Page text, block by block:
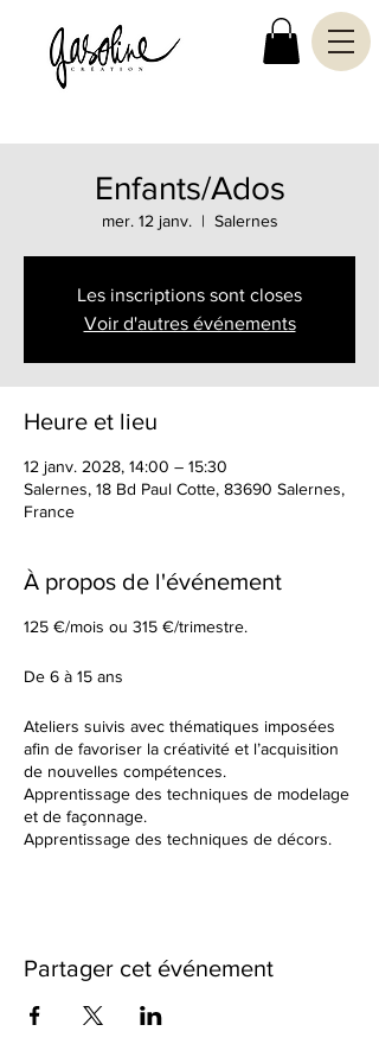
Enfants/Ados
mer. 12 janv.
  |
Salernes
Les inscriptions sont closes
Voir d'autres événements
Heure et lieu
12 janv. 2028, 14:00 – 15:30
Salernes, 18 Bd Paul Cotte, 83690 Salernes,
France
À propos de l'événement
125 €/mois ou 315 €/trimestre.
De 6 à 15 ans
Ateliers suivis avec thématiques imposées
afin de favoriser la créativité et l’acquisition
de nouvelles compétences.
Apprentissage des techniques de modelage
et de façonnage.
Apprentissage des techniques de décors.
différente à chaque fois. Nous observerons
cuissons et des différents travails de
Partager cet événement